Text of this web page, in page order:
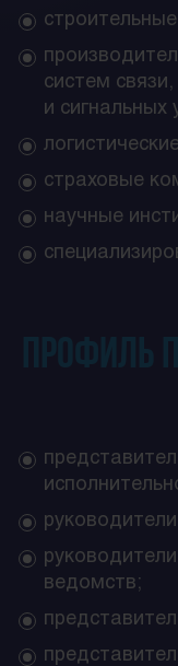
систем
и сигнальных
страховые
научные
ведомств;